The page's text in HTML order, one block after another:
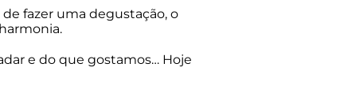
fazer uma degustação, o
e do que gostamos… Hoje